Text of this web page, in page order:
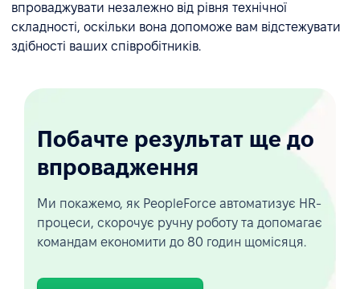
впроваджувати незалежно від рівня технічної
складності, оскільки вона допоможе вам відстежувати
здібності ваших співробітників.
Побачте результат ще до
впровадження
Ми покажемо, як PeopleForce автоматизує HR-
процеси, скорочує ручну роботу та допомагає
командам економити до 80 годин щомісяця.